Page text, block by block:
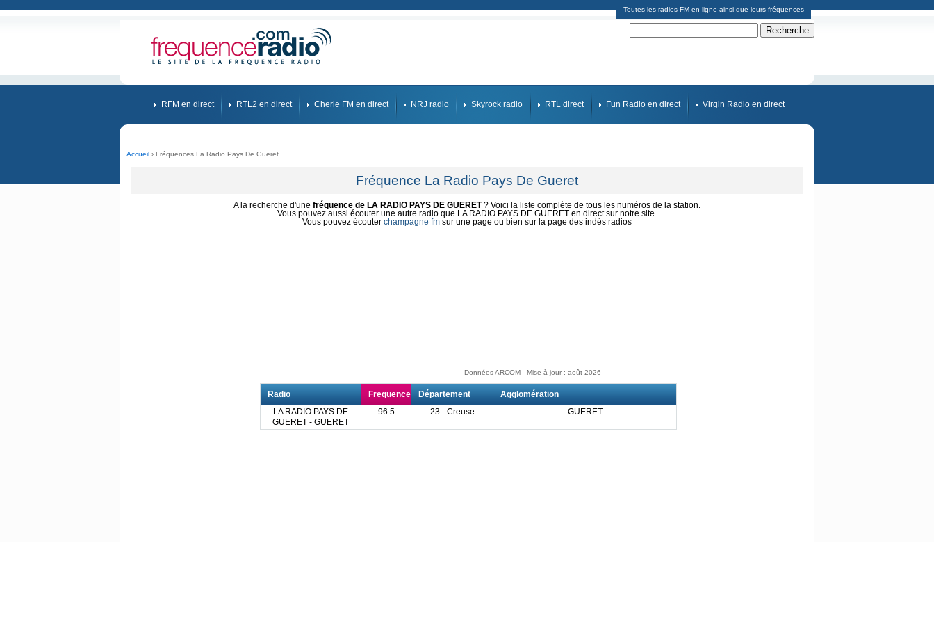
Toutes les radios FM en ligne ainsi que leurs fréquences
RFM en direct RTL2 en direct Cherie FM en direct NRJ radio Skyrock radio RTL direct Fun Radio en direct Virgin Radio en direct
Accueil › Fréquences La Radio Pays De Gueret
Fréquence La Radio Pays De Gueret
A la recherche d'une fréquence de LA RADIO PAYS DE GUERET? Voici la liste complète de tous les numéros de la station.
Vous pouvez aussi écouter une autre radio que LA RADIO PAYS DE GUERET en direct sur notre site.
Vous pouvez écouter champagne fm sur une page ou bien sur la page des indés radios
Données ARCOM - Mise à jour : août 2026
Radio Frequence Département
Agglomération
LA RADIO PAYS DE
GUERET - GUERET
96.5 23 - Creuse GUERET